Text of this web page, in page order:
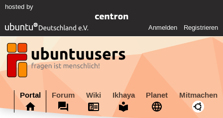
hosted by
Anmelden Registrieren
Portal Forum Wiki Ikhaya Planet Mitmachen